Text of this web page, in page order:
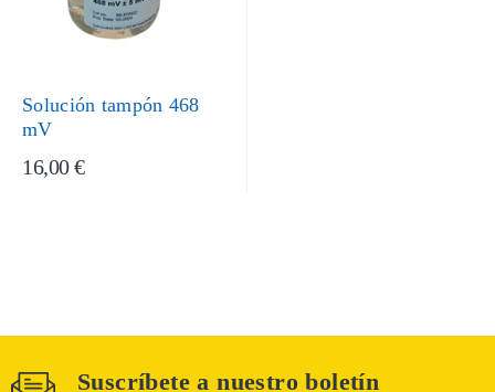
Solución tampón 468
mV
16,00 €
Suscríbete a nuestro boletín